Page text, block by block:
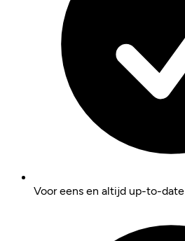
Voor eens en altijd up-to-date